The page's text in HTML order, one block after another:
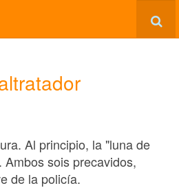
Al principio, la "luna de
sois precavidos,
de la policía.